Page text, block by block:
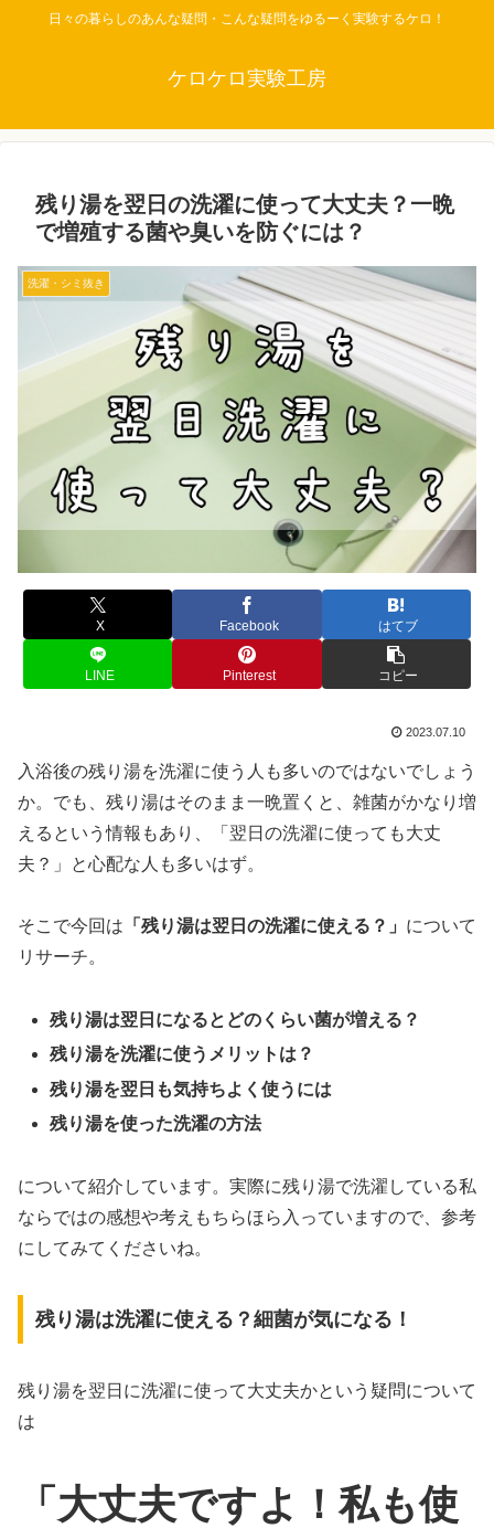
日々の暮らしのあんな疑問・こんな疑問をゆるーく実験するケロ！
ケロケロ実験工房
残り湯を翌日の洗濯に使って大丈夫？一晩
で増殖する菌や臭いを防ぐには？
洗濯・シミ抜き
X Facebook はてブ
LINE Pinterest コピー
2023.07.10
入浴後の残り湯を洗濯に使う人も多いのではないでしょう
か。でも、残り湯はそのまま一晩置くと、雑菌がかなり増
えるという情報もあり、「翌日の洗濯に使っても大丈
夫？」と心配な人も多いはず。
そこで今回は 「残り湯は翌日の洗濯に使える？」 について
リサーチ。
残り湯は翌日になるとどのくらい菌が増える？
残り湯を洗濯に使うメリットは？
残り湯を翌日も気持ちよく使うには
残り湯を使った洗濯の方法
について紹介しています。実際に残り湯で洗濯している私
ならではの感想や考えもちらほら入っていますので、参考
にしてみてくださいね。
残り湯は洗濯に使える？細菌が気になる！
残り湯を翌日に洗濯に使って大丈夫かという疑問について
は
「大丈夫ですよ！私も使